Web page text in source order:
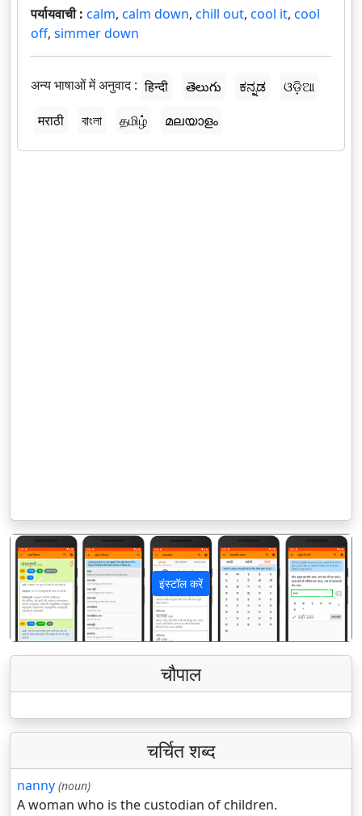
पर्यायवाची : calm, calm down, chill out, cool it, cool
off, simmer down
अन्य भाषाओं में अनुवाद : हिन्दी తెలుగు ಕನ್ನಡ
ଓଡ଼ିଆ
मराठी
বাংলা தமிழ் മലയാളം
इंस्टॉल करें
पिछला अगला
चौपाल
चर्चित शब्द
nanny (noun)
A woman who is the custodian of children.